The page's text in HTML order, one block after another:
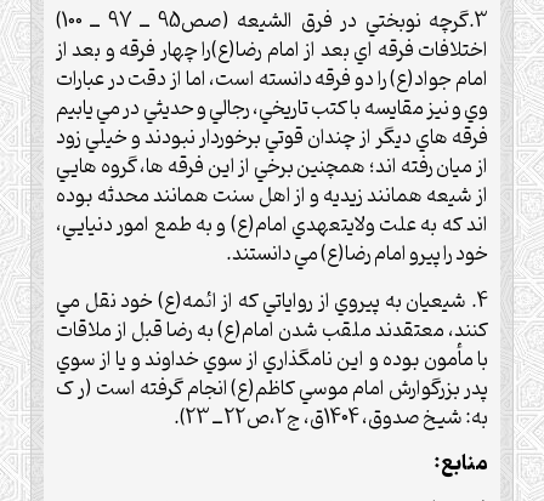
3.گرچه نوبختي در فرق الشيعه (صص95 ــ 97 ــ 100)
اختلافات فرقه اي بعد از امام رضا(ع)را چهار فرقه و بعد از
امام جواد(ع) را دو فرقه دانسته است، اما از دقت در عبارات
وي و نيز مقايسه با کتب تاريخي، رجالي و حديثي در مي يابيم
فرقه هاي ديگر از چندان قوتي برخوردار نبودند و خيلي زود
از ميان رفته اند؛ همچنين برخي از اين فرقه ها، گروه هايي
از شيعه همانند زيديه و از اهل سنت همانند محدثه بوده
اند که به علت ولايتعهدي امام(ع) و به طمع امور دنيايي،
خود را پيرو امام رضا(ع) مي دانستند.
4. شيعيان به پيروي از رواياتي که از ائمه(ع) خود نقل مي
کنند، معتقدند ملقب شدن امام(ع) به رضا قبل از ملاقات
با مأمون بوده و اين نامگذاري از سوي خداوند و يا از سوي
پدر بزرگوارش امام موسي کاظم(ع) انجام گرفته است (ر ک
به: شيخ صدوق، 1404ق، ج2،ص22 ــ 23).
منابع: